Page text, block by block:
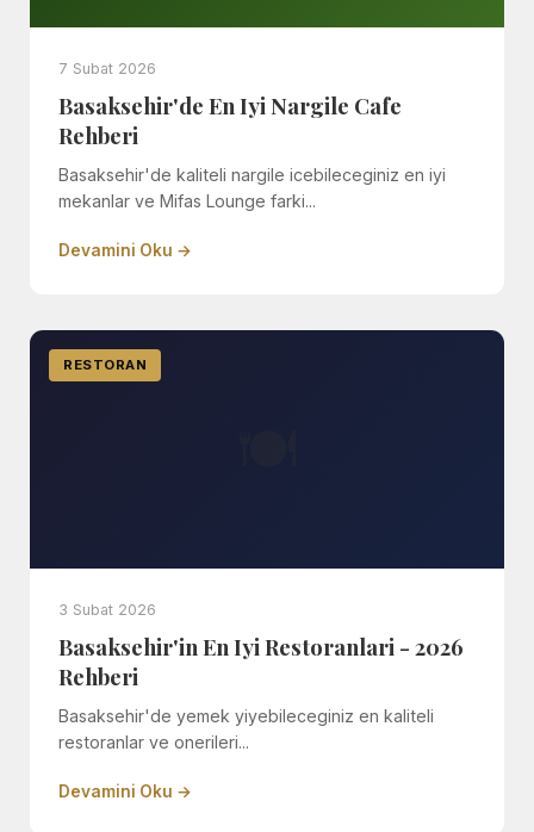
7 Subat 2026
Basaksehir'de En Iyi Nargile Cafe
Rehberi
Basaksehir'de kaliteli nargile icebileceginiz en iyi
mekanlar ve Mifas Lounge farki...
Devamini Oku →
RESTORAN
3 Subat 2026
Basaksehir'in En Iyi Restoranlari - 2026
Rehberi
Basaksehir'de yemek yiyebileceginiz en kaliteli
restoranlar ve onerileri...
Devamini Oku →